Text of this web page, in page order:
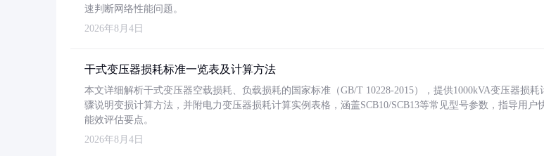
速判断网络性能问题。
2026年8月4日
干式变压器损耗标准一览表及计算方法
本文详细解析干式变压器空载损耗、负载损耗的国家标准（GB/T 10228-2015），提供1000kVA变压器损耗
骤说明变损计算方法，并附电力变压器损耗计算实例表格，涵盖SCB10/SCB13等常见型号参数，指导用户
能效评估要点。
2026年8月4日